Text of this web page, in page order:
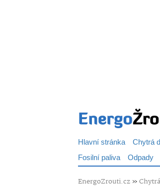
Hlavní stránka Chytrá
Fosilní paliva Odpady
EnergoZrouti.cz»